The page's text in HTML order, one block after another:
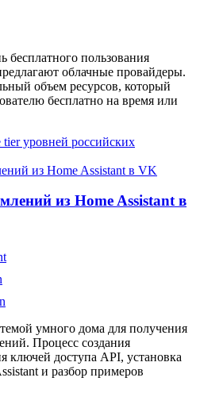
бесплатного пользования
облачные провайдеры.
объем ресурсов, который
бесплатно на время или
из Home Assistant в
умного дома для получения
Процесс создания
ключей доступа API, установка
и разбор примеров